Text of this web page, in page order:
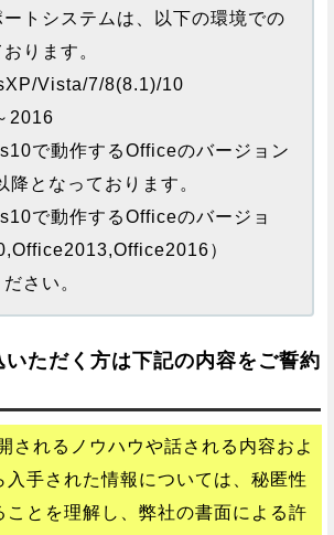
トシステムは、以下の環境での
ります。
Vista/7/8(8.1)/10
2016
で動作するOfficeのバージョン
降となっております。
で動作するOfficeのバージョ
）
い。
いただく方は下記の内容をご誓約
されるノウハウや話される内容およ
入手された情報については、秘匿性
ことを理解し、弊社の書面による許